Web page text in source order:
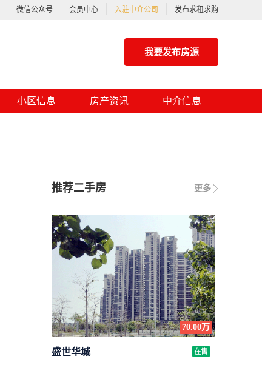
微信公众号 会员中心 入驻中介公司 发布求租求购
我要发布房源
小区信息 房产资讯 中介信息
更多
推荐二手房
70.00万
盛世华城 在售